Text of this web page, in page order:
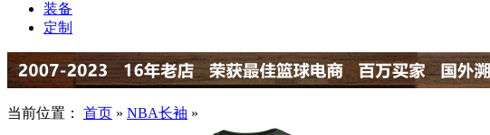
装备
定制
当前位置： 首页 » NBA长袖 »